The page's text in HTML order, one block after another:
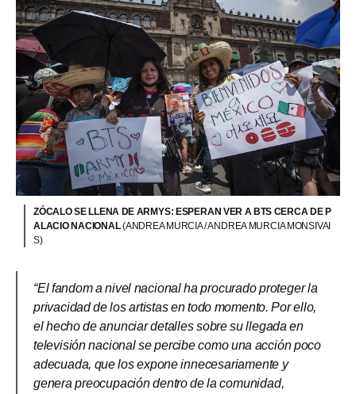
ZÓCALO SE LLENA DE ARMYS: ESPERAN VER A BTS CERCA DE P
ALACIO NACIONAL(ANDREA MURCIA / ANDREA MURCIA MONSIVAI
S)
“El fandom a nivel nacional ha procurado proteger la
privacidad de los artistas en todo momento. Por ello,
el hecho de anunciar detalles sobre su llegada en
televisión nacional se percibe como una acción poco
adecuada, que los expone innecesariamente y
genera preocupación dentro de la comunidad,